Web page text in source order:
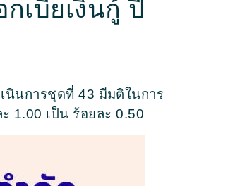
เบี้ยเงินกู้ ปี
นินการชุดที่ 43 มีมติในการ
1.00 เป็น ร้อยละ 0.50